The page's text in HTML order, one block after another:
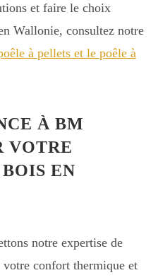
et faire le choix
Wallonie, consultez notre
à pellets et le poêle à
À BM
VOTRE
EN
notre expertise de
votre confort thermique et